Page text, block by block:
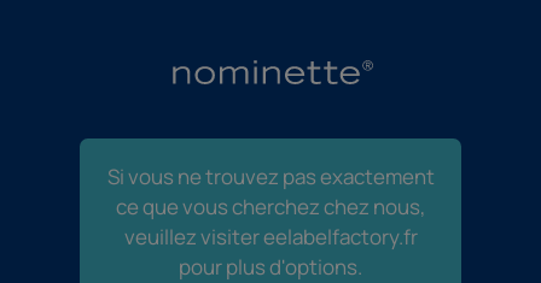
Si vous ne trouvez pas exactement
ce que vous cherchez chez nous,
veuillez visiter eelabelfactory.fr
pour plus d'options.